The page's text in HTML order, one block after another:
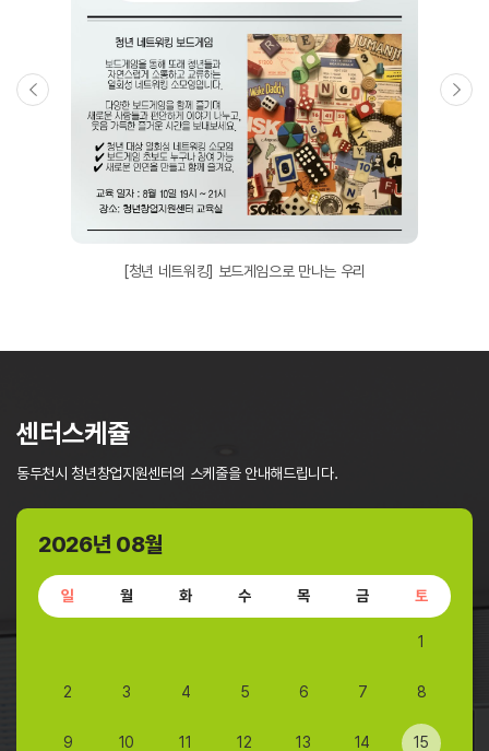
[쉼의 시간] 힐링 아로마 필라테스
센터스케쥴
동두천시 청년창업지원센터의 스케줄을 안내해드립니다.
2026년 08월
일 월 화 수 목 금 토
1
2 3 4 5 6 7 8
9 10 11 12 13 14 15